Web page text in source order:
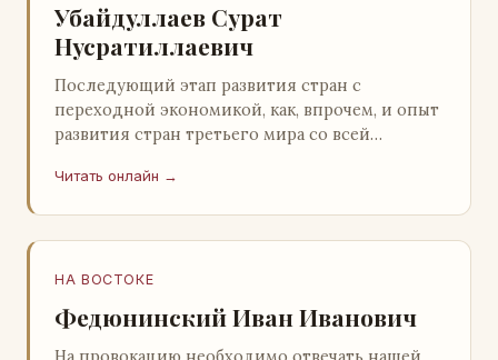
Убайдуллаев Сурат
Нусратиллаевич
Последующий этап развития стран с
переходной экономикой, как, впрочем, и опыт
развития стран третьего мира со всей
ошибочность такого предс…
Читать онлайн →
НА ВОСТОКЕ
Федюнинский Иван Иванович